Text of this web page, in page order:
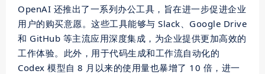
OpenAI 还推出了一系列办公工具，旨在进一步促进企业
用户的购买意愿。这些工具能够与 Slack、Google Drive
和 GitHub 等主流应用深度集成，为企业提供更加高效的
工作体验。此外，用于代码生成和工作流自动化的
Codex 模型自 8 月以来的使用量也暴增了 10 倍，进一